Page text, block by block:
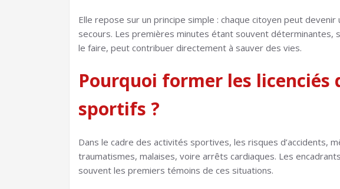
Elle repose sur un principe simple : chaque citoyen peut devenir
secours. Les premières minutes étant souvent déterminantes,
le faire, peut contribuer directement à sauver des vies.
Pourquoi former les licenciés
sportifs ?
Dans le cadre des activités sportives, les risques d’accidents,
traumatismes, malaises, voire arrêts cardiaques. Les
souvent les premiers témoins de ces situations.